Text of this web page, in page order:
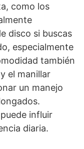
como los
disco si buscas
especialmente
también
el manillar
un manejo
influir
diaria.